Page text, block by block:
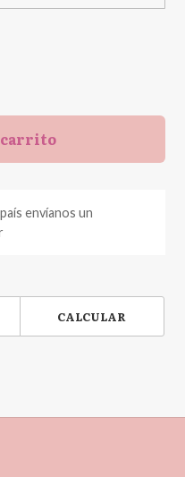
carrito
envíanos un
CALCULAR